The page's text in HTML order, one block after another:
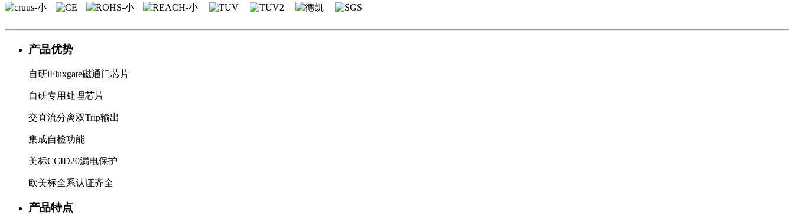
产品优势
自研iFluxgate磁通门芯片
自研专用处理芯片
交直流分离双Trip输出
集成自检功能
美标CCID20漏电保护
欧美标全系认证齐全
产品特点